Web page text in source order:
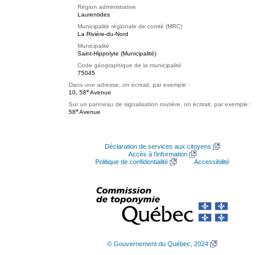
Région administrative
Laurentides
Municipalité régionale de comté (MRC)
La Rivière-du-Nord
Municipalité
Saint-Hippolyte (Municipalité)
Code géographique de la municipalité
75045
Dans une adresse, on écrirait, par exemple :
10, 58e Avenue
Sur un panneau de signalisation routière, on écrirait, par exemple :
58e Avenue
Déclaration de services aux citoyens
Accès à l’information
Politique de confidentialité
Accessibilité
© Gouvernement du Québec, 2024